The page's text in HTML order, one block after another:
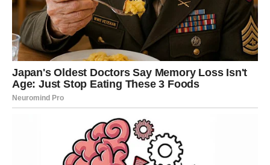
dugotrajne šetnje pored mora, upijajući svaki trenutak
tišine i prirodnog ambijenta.